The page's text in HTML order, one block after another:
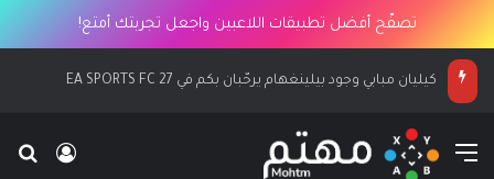
تصفّح أفضل تطبيقات اللاعبين واجعل تجربتك أمتع!
كيليان مبابي وجود بيلينغهام يرحّبان بكم في EA SPORTS FC 27
القائمة